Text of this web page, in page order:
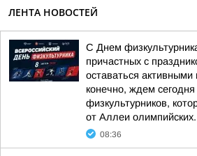
ЛЕНТА НОВОСТЕЙ
С Днем
причастных с
оставаться
конечно, ждем
физкультурников,
от Аллеи
08:36